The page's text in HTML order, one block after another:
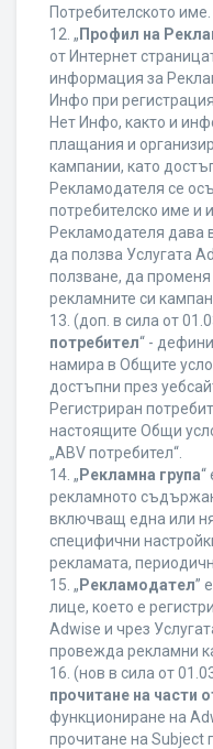
Потребителското име.
12. „ Профил на
от Интернет
информация за
Инфо при
Нет Инфо, както и
плащания и
кампании, като
Рекламодателя се
потребителско име и
Рекламодателя дава
да ползва Услугата
ползване, да
рекламните си
13. (доп. в сила от
потребител“ -
намира в Общите
достъпни през
Регистриран
настоящите Общи
„ABV потребител“.
14. „ Рекламна група“
рекламното
включващ една или
специфични
рекламата,
15. „ Рекламодател”
лице, което е
Adwise и чрез
провежда рекламни
16. (нов в сила от
прочитане на части
функциониране на
прочитане на Subject